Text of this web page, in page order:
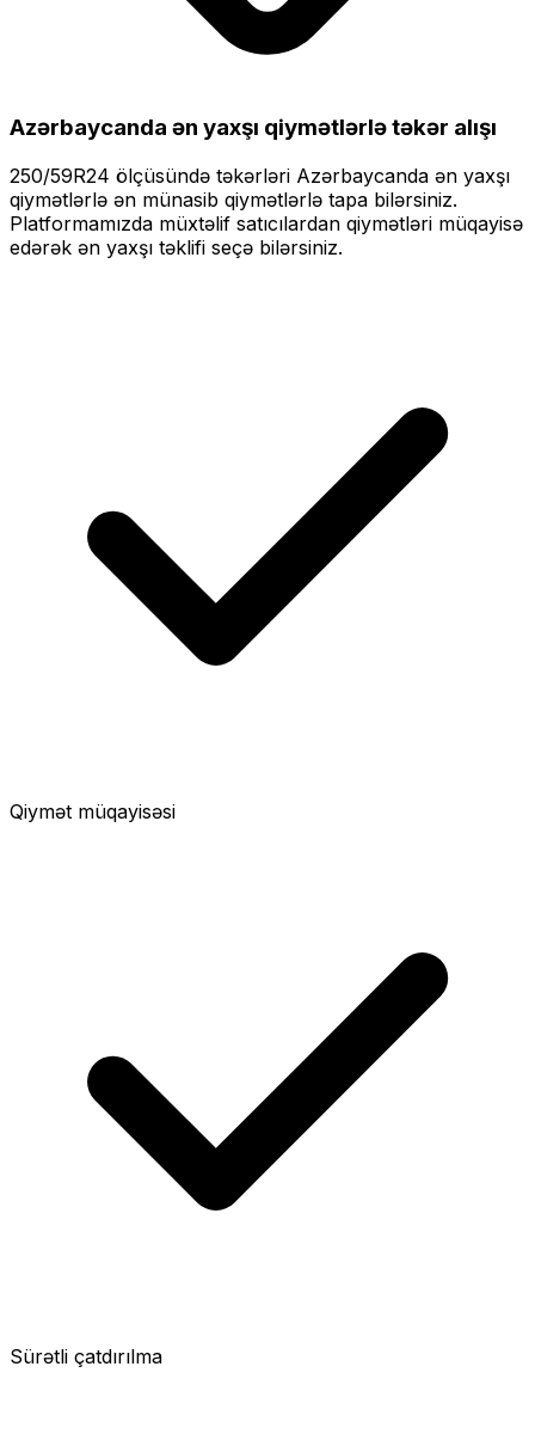
Azərbaycanda ən yaxşı qiymətlərlətəkər alışı
250/59R24 ölçüsündə təkərləri Azərbaycanda ən yaxşı
qiymətlərlə ən münasib qiymətlərlə tapa bilərsiniz.
Platformamızda müxtəlif satıcılardan qiymətləri müqayisə
edərək ən yaxşı təklifi seçə bilərsiniz.
Qiymət müqayisəsi
Sürətli çatdırılma